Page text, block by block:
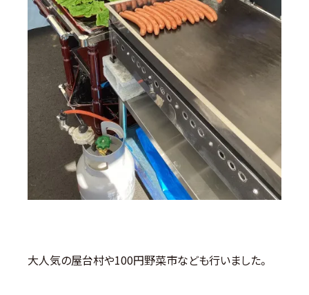
大人気の屋台村や100円野菜市なども行いました。